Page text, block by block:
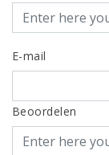
E-mail
Beoordelen